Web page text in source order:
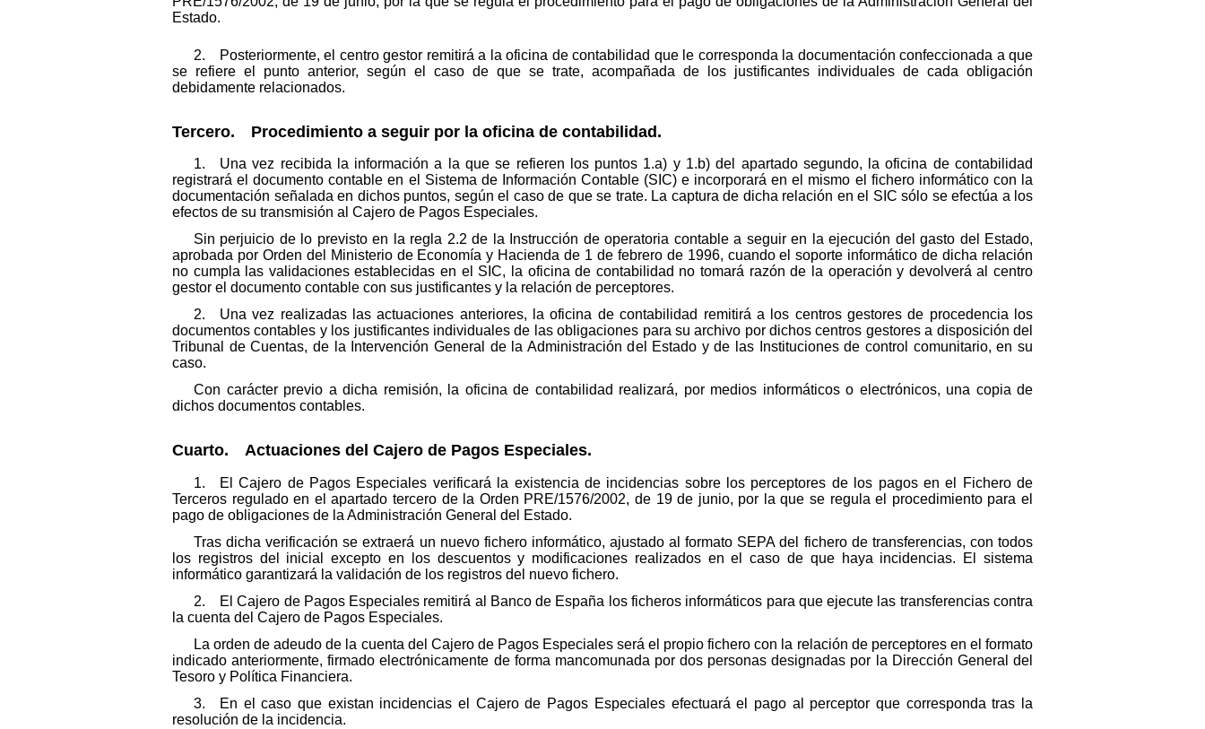
Estado.
2. Posteriormente, el centro gestor remitirá a la oficina de contabilidad que le corresponda la documentación confeccionada a que
se refiere el punto anterior, según el caso de que se trate, acompañada de los justificantes individuales de cada obligación
debidamente relacionados.
Tercero. Procedimiento a seguir por la oficina de contabilidad.
1. Una vez recibida la información a la que se refieren los puntos 1.a) y 1.b) del apartado segundo, la oficina de contabilidad
registrará el documento contable en el Sistema de Información Contable (SIC) e incorporará en el mismo el fichero informático con la
documentación señalada en dichos puntos, según el caso de que se trate. La captura de dicha relación en el SIC sólo se efectúa a los
efectos de su transmisión al Cajero de Pagos Especiales.
Sin perjuicio de lo previsto en la regla 2.2 de la Instrucción de operatoria contable a seguir en la ejecución del gasto del Estado,
aprobada por Orden del Ministerio de Economía y Hacienda de 1 de febrero de 1996, cuando el soporte informático de dicha relación
no cumpla las validaciones establecidas en el SIC, la oficina de contabilidad no tomará razón de la operación y devolverá al centro
gestor el documento contable con sus justificantes y la relación de perceptores.
2. Una vez realizadas las actuaciones anteriores, la oficina de contabilidad remitirá a los centros gestores de procedencia los
documentos contables y los justificantes individuales de las obligaciones para su archivo por dichos centros gestores a disposición del
Tribunal de Cuentas, de la Intervención General de la Administración del Estado y de las Instituciones de control comunitario, en su
caso.
Con carácter previo a dicha remisión, la oficina de contabilidad realizará, por medios informáticos o electrónicos, una copia de
dichos documentos contables.
Cuarto. Actuaciones del Cajero de Pagos Especiales.
1. El Cajero de Pagos Especiales verificará la existencia de incidencias sobre los perceptores de los pagos en el Fichero de
Terceros regulado en el apartado tercero de la Orden PRE/1576/2002, de 19 de junio, por la que se regula el procedimiento para el
pago de obligaciones de la Administración General del Estado.
Tras dicha verificación se extraerá un nuevo fichero informático, ajustado al formato SEPA del fichero de transferencias, con todos
los registros del inicial excepto en los descuentos y modificaciones realizados en el caso de que haya incidencias. El sistema
informático garantizará la validación de los registros del nuevo fichero.
2. El Cajero de Pagos Especiales remitirá al Banco de España los ficheros informáticos para que ejecute las transferencias contra
la cuenta del Cajero de Pagos Especiales.
La orden de adeudo de la cuenta del Cajero de Pagos Especiales será el propio fichero con la relación de perceptores en el formato
indicado anteriormente, firmado electrónicamente de forma mancomunada por dos personas designadas por la Dirección General del
Tesoro y Política Financiera.
3. En el caso que existan incidencias el Cajero de Pagos Especiales efectuará el pago al perceptor que corresponda tras la
resolución de la incidencia.